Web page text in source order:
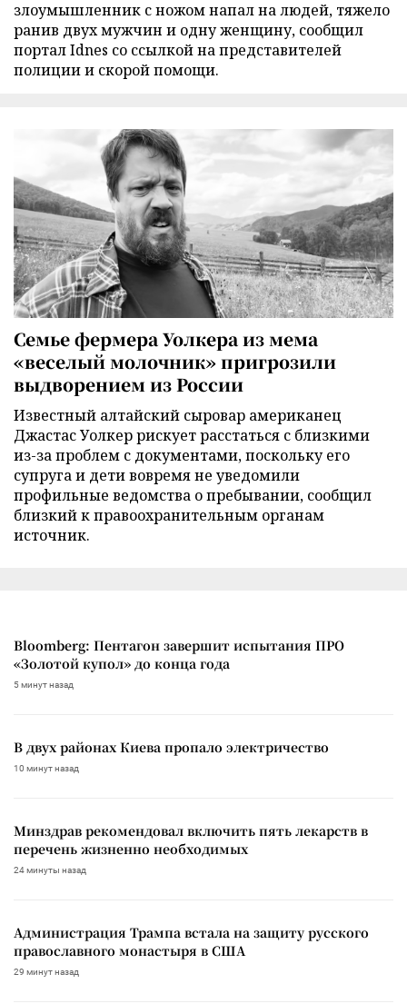
злоумышленник с ножом напал на людей, тяжело
ранив двух мужчин и одну женщину, сообщил
портал Idnes со ссылкой на представителей
полиции и скорой помощи.
Семье фермера Уолкера из мема
«веселый молочник» пригрозили
выдворением из России
Известный алтайский сыровар американец
Джастас Уолкер рискует расстаться с близкими
из-за проблем с документами, поскольку его
супруга и дети вовремя не уведомили
профильные ведомства о пребывании, сообщил
близкий к правоохранительным органам
источник.
Bloomberg: Пентагон завершит испытания ПРО
«Золотой купол» до конца года
5 минут назад
В двух районах Киева пропало электричество
10 минут назад
Минздрав рекомендовал включить пять лекарств в
перечень жизненно необходимых
24 минуты назад
Администрация Трампа встала на защиту русского
православного монастыря в США
29 минут назад